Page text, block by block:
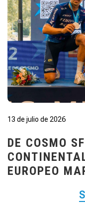
13 de julio de 2026
DE COSMO
EUROPEO